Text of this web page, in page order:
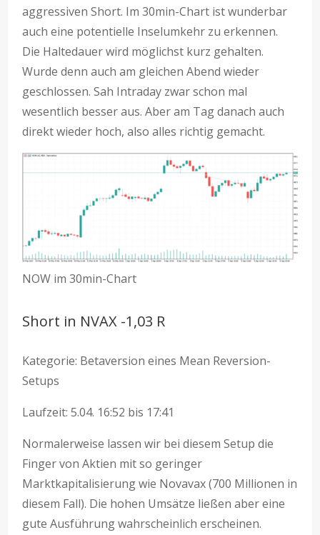
aggressiven Short. Im 30min-Chart ist wunderbar
auch eine potentielle Inselumkehr zu erkennen.
Die Haltedauer wird möglichst kurz gehalten.
Wurde denn auch am gleichen Abend wieder
geschlossen. Sah Intraday zwar schon mal
wesentlich besser aus. Aber am Tag danach auch
direkt wieder hoch, also alles richtig gemacht.
NOW im 30min-Chart
Short in NVAX -1,03 R
Kategorie: Betaversion eines Mean Reversion-
Setups
Laufzeit: 5.04. 16:52 bis 17:41
Normalerweise lassen wir bei diesem Setup die
Finger von Aktien mit so geringer
Marktkapitalisierung wie Novavax (700 Millionen in
diesem Fall). Die hohen Umsätze ließen aber eine
gute Ausführung wahrscheinlich erscheinen.